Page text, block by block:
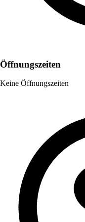
Öffnungszeiten
Keine Öffnungszeiten